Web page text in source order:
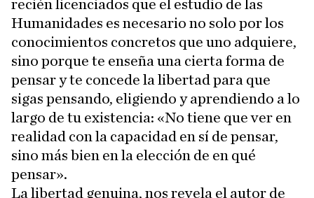
recién licenciados que el estudio de las
Humanidades es necesario no solo por los
conocimientos concretos que uno adquiere,
sino porque te enseña una cierta forma de
pensar y te concede la libertad para que
sigas pensando, eligiendo y aprendiendo a lo
largo de tu existencia: «No tiene que ver en
realidad con la capacidad en sí de pensar,
sino más bien en la elección de en qué
pensar».
La libertad genuina, nos revela el autor de